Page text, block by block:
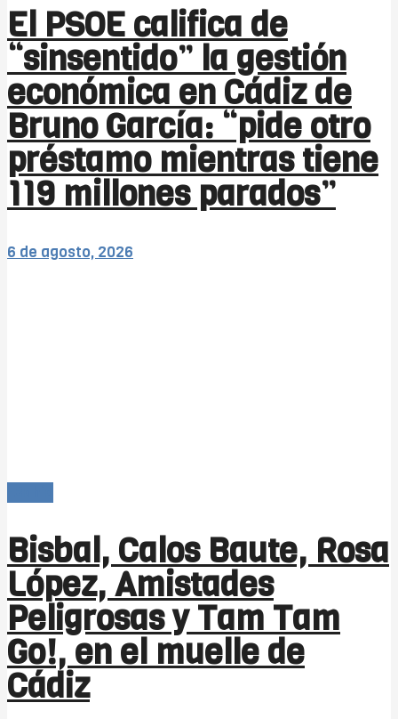
El PSOE califica de
“sinsentido” la gestión
económica en Cádiz de
Bruno García: “pide otro
préstamo mientras tiene
119 millones parados”
6 de agosto, 2026
Bisbal, Calos Baute, Rosa
López, Amistades
Peligrosas y Tam Tam
Go!, en el muelle de
Cádiz